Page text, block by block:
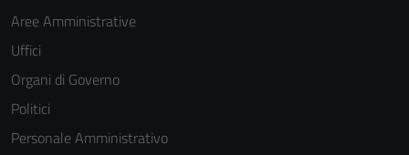
Aree Amministrative
Uffici
Organi di Governo
Politici
Personale Amministrativo